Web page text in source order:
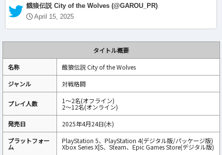
— 餓狼伝説 City of the Wolves (@GAROU_PR)
April 15, 2025
タイトル概要
名称
餓狼伝説 City of the Wolves
ジャンル
対戦格闘
プレイ人数 1～2名(オフライン)
2～12名(オンライン)
発売日
2025年4月24日(木)
プラットフォー
ム
PlayStation 5、PlayStation 4(デジタル版/パッケージ版)
Xbox Series X|S、Steam、Epic Games Store(デジタル版)